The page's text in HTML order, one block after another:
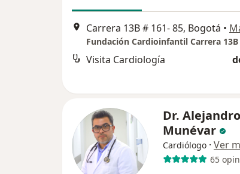
Carrera 13B # 161- 85, Bogotá •
Visita Cardiología
Dr.
Munévar
Cardiólogo · Ver
65